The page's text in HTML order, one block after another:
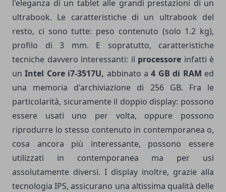
l'eleganza di un tablet alle grandi prestazioni di un
ultrabook. Le caratteristiche di un ultrabook del
resto, ci sono tutte: peso contenuto (solo 1.2 kg),
profilo di 3 mm. E sopratutto, caratteristiche
tecniche davvero interessanti: il processore infatti è
unIntel Core i7-3517U, abbinato a4 GB di RAM ed
una memoria d'archiviazione di 256 GB. Fra le
particolarità, sicuramente il doppio display: possono
essere usati uno per volta, oppure possono
riprodurre lo stesso contenuto in contemporanea o,
cosa ancora più interessante, possono essere
utilizzati in contemporanea ma per usi
assolutamente diversi. I display inoltre, grazie alla
tecnologia IPS, assicurano una altissima qualità delle